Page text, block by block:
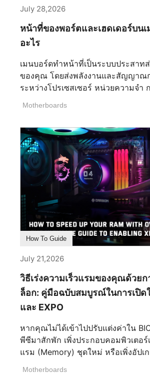
ประสิทธิภาพ ลดขอบขรุขระบนเฟรมที่เสร็จสมบูรณ์
(ขึ้นอยู่กับวิธีการ) Ray Tracing แสงที่แม่นยำทาง
กายภาพ การสะท้อน และการส่องสว่า
ใกล้ ปานกลาง (โดยทั่วไปใช้ VRAM มากก
(LOD, ระยะการวาด, Tessellation) ร
เรขาคณิตที่คงอยู่ในระยะไกล ต่ำ–ปานกลาง
([...]
July 28,2026
หน้าที่ของพอร์ตและเฮดเดอร์บน
อะไร
เมนบอร์ดทำหน้าที่เป็นระบบประสาท
ของคุณ โดยส่งพลังงานและสัญญาณ
ระหว่างโปรเซสเซอร์ หน่วยความจำ
ที่สุดโดยไม่มีความขัดแย้งของฮาร์ดแ
พลังงานที่ง่ายและสำคัญที่สุดไปจนถึง
เวอร์คล็อกที่มีคุณสมบัติเข้าขั้นสูง คู่
ครอบคลุมนี้จะช่วยให้การทำพีซีด้วยตั
อย่างราบรื่นและสนุกสนานยิ่งขึ้น ไม่
ด้วยเมนบอร์ด MSI ที่ใช้ AMD หรือ Intel ขั้
พลังงานและระบบระบายความร้อนบ
ATX_PWR (24-pin): เชื่อมต่อกับชุด
(PSU) เพื่อส่งพลังงานหลักไปยังเมนบอร์ด
(8-pin หรือ 4-pin): จัดหาพลังงานเ
CPU; ต้องการการเชื่อมต่อสายเคเบิล
ระบายความร้อน CPU PUMP_SYS: เ
สำหรับเชื่อมต่อพัดลมปั๊มชุดน้ำระบาย
พัดลมเคส (เดิมเรียกว่า PUMP_FAN)
Motherboards
How To Guide
July 21,2026
วิธีเร่งความเร็วแรมของคุณด้วยก
ล็อก: คู่มือฉบับสมบูรณ์ในการเปิด
และ EXPO
หากคุณไม่ได้เข้าไปปรับแต่งค่าใน
พีซีมาสักพัก เพิ่งประกอบคอมพิวเตอร์
แรม (Memory) ชุดใหม่ หรือเพิ่งอัปเ
Motherboards